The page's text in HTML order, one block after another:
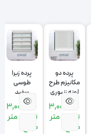
پرده دو
مکانیزم طرح
لونه زنبوری
رنگ طوسی
روشن
3,000,000
تومان
متر
مربع
پرده زبرا
طوسی
سفید
3,000,000
تومان
متر
مربع